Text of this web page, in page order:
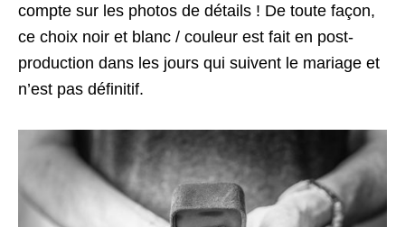
compte sur les photos de détails ! De toute façon,
ce choix noir et blanc / couleur est fait en post-
production dans les jours qui suivent le mariage et
n’est pas définitif.